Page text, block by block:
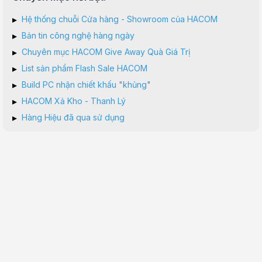
▸ Hệ thống chuỗi Cửa hàng - Showroom của HACOM
▸ Bản tin công nghệ hàng ngày
▸ Chuyên mục HACOM Give Away Quà Giá Trị
▸ List sản phẩm Flash Sale HACOM
▸ Build PC nhận chiết khấu "khủng"
▸ HACOM Xả Kho - Thanh Lý
▸ Hàng Hiệu đã qua sử dụng